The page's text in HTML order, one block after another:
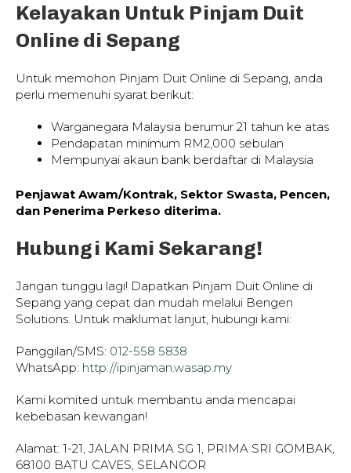
Kelayakan Untuk Pinjam Duit
Online di Sepang
Untuk memohon Pinjam Duit Online di Sepang, anda
perlu memenuhi syarat berikut:
Warganegara Malaysia berumur 21 tahun ke atas
Pendapatan minimum RM2,000 sebulan
Mempunyai akaun bank berdaftar di Malaysia
Penjawat Awam/Kontrak, Sektor Swasta, Pencen,
dan Penerima Perkeso diterima.
Hubungi Kami Sekarang!
Jangan tunggu lagi! Dapatkan Pinjam Duit Online di
Sepang yang cepat dan mudah melalui Bengen
Solutions. Untuk maklumat lanjut, hubungi kami:
Panggilan/SMS: 012-558 5838
WhatsApp: http://ipinjaman.wasap.my
Kami komited untuk membantu anda mencapai
kebebasan kewangan!
Alamat: 1-21, JALAN PRIMA SG 1, PRIMA SRI GOMBAK,
68100 BATU CAVES, SELANGOR